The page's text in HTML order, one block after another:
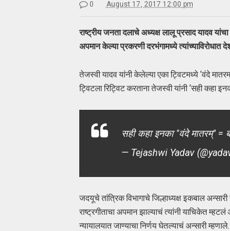
0 August 17, 2017 12:00 pm
राष्ट्रीय जनता दलाचे अध्यक्ष लालू प्रसाद यादव
अपमान केल्या प्रकरणी दरभंगामध्ये त्यांच्याविरोधात
तेजस्वी यादव यांनी केलेल्या एका ट्विटमध्ये ‘वंदे
ट्विटला रिट्विट करताना तेजस्वी यांनी ‘सही कहा
सही कहा इनका "वंदे मातरम्" =
— Tejashwi Yadav
जदयूचे तांत्रिक विभागाचे जिल्हाध्यक्ष इकबाल
राष्ट्रगीताचा अपमान झाल्याचं त्यांनी याचिकेत
न्यायालयात जाण्याचा निर्णय घेतल्याचं अन्सारी